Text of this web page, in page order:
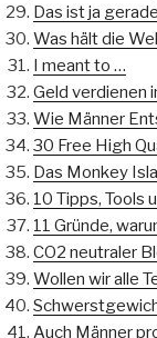
Das ist ja
Was hält die
I meant to …
Geld verdienen
Wie Männer
30 Free High
Das Monkey
10 Tipps, Tools
11 Gründe,
CO2 neutraler
Wollen wir alle
Auch Männer